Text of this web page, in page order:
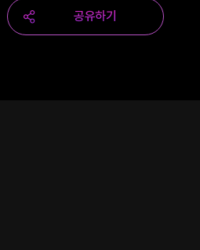
공유하기